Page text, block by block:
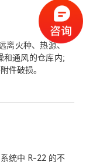
离火种、热源、
和通风的仓库内;
件破损。
统中 R-22 的不